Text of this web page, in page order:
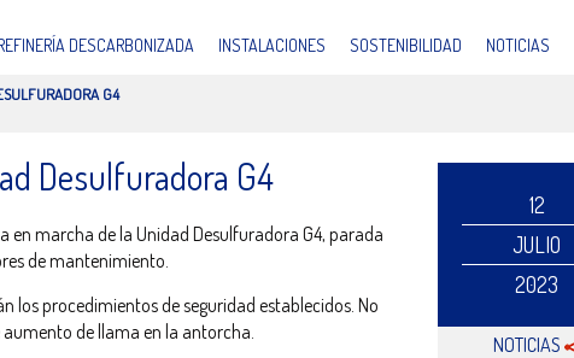
DESCARBONIZADA INSTALACIONES SOSTENIBILIDAD NOTICIAS
G4
Desulfuradora G4
marcha de la Unidad Desulfuradora G4, parada
de mantenimiento.
los procedimientos de seguridad establecidos. No
aumento de llama en la antorcha.
12
JULIO
2023
NOTICIAS